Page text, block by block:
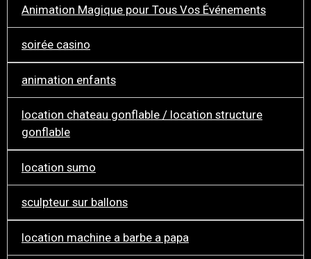
Animation Magique pour Tous Vos Événements
soirée casino
animation enfants
location chateau gonflable / location structure
gonflable
location sumo
sculpteur sur ballons
location machine a barbe a papa